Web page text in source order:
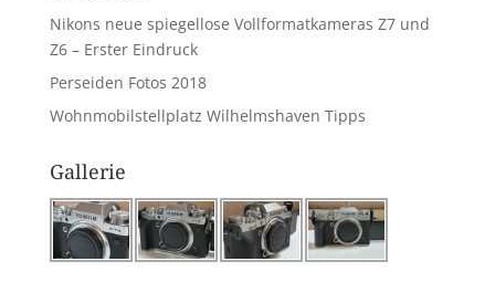
Nikons neue spiegellose Vollformatkameras Z7 und
Z6 – Erster Eindruck
Perseiden Fotos 2018
Wohnmobilstellplatz Wilhelmshaven Tipps
Gallerie